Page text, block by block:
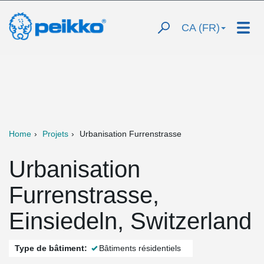
CA (FR)
Home Projets Urbanisation Furrenstrasse
Urbanisation
Furrenstrasse,
Einsiedeln, Switzerland
Type de bâtiment: Bâtiments résidentiels